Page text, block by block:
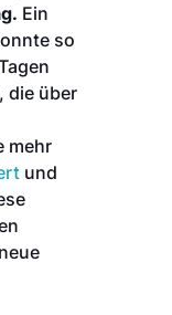
Ein
so
die über
mehr
und